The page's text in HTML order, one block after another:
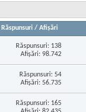
Răspunsuri/ Afişări
Răspunsuri: 138
Afişări: 98.742
Răspunsuri:54
Afişări: 56.735
Răspunsuri: 165